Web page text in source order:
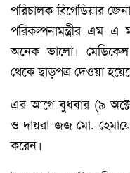
পরিচালক ব্রিগেডিয়ার
পরিকল্পনামন্ত্রীর এম এ
অনেক ভালো। মেডিকেল
থেকে ছাড়পত্র দেওয়া
এর আগে বুধবার (৯
ও দায়রা জজ মো.
করেন।